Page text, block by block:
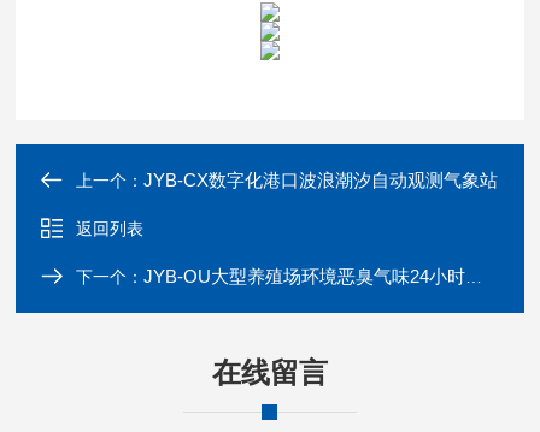
上一个：JYB-CX数字化港口波浪潮汐自动观测气象站
返回列表
下一个：JYB-OU大型养殖场环境恶臭气味24小时监测系统
在线留言